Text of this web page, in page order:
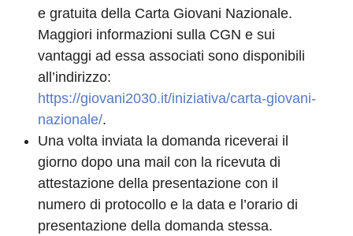
e gratuita della Carta Giovani Nazionale.
Maggiori informazioni sulla CGN e sui
vantaggi ad essa associati sono disponibili
all’indirizzo:
https://giovani2030.it/iniziativa/carta-giovani-
nazionale/.
Una volta inviata la domanda riceverai il
giorno dopo una mail con la ricevuta di
attestazione della presentazione con il
numero di protocollo e la data e l’orario di
presentazione della domanda stessa.